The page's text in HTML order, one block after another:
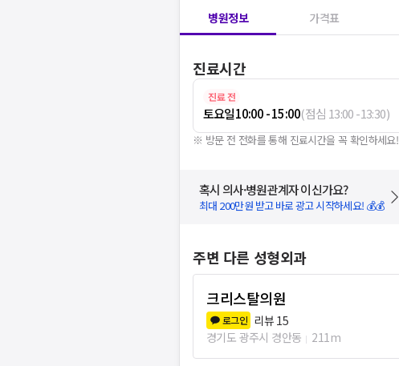
병원정보 가격표
진료시간
진료 전
토요일10:00 - 15:00(점심 13:00-13:30)
※ 방문 전 전화를 통해 진료시간을 꼭 확인하세요!
혹시 의사·병원관계자 이신가요?
최대 200만원 받고 바로 광고 시작하세요! 💰💰
주변 다른 성형외과
크리스탈의원
로그인 리뷰 15
경기도 광주시 경안동
211m